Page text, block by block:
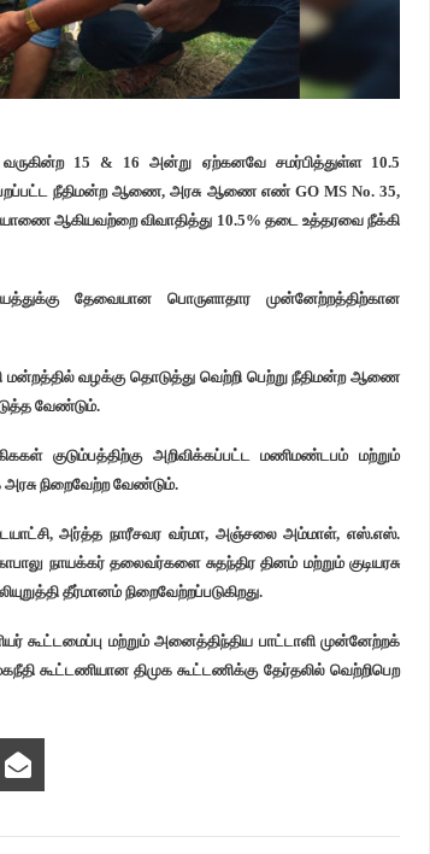
15 & 16 அன்று ஏற்கனவே சமர்பித்துள்ள 10.5
நீதிமன்ற ஆணை, அரசு ஆணை எண் GO MS No. 35,
ஆகியவற்றை விவாதித்து 10.5% தடை உத்தரவை நீக்கி
தேவையான பொருளாதார முன்னேற்றத்திற்கான
மன்றத்தில் வழக்கு தொடுத்து வெற்றி பெற்று நீதிமன்ற ஆணை
வேண்டும்.
குடும்பத்திற்கு அறிவிக்கப்பட்ட மணிமண்டபம் மற்றும்
அரசு நிறைவேற்ற வேண்டும்.
அர்த்த நாரீசவர வர்மா, அஞ்சலை அம்மாள், எஸ்.௭ஸ்.
நாயக்கர் தலைவர்களை சுதந்திர தினம் மற்றும் குடியரசு
தீர்மானம் நிறைவேற்றப்படுகிறது.
கூட்டமைப்பு மற்றும் அனைத்திந்திய பாட்டாளி முன்னேற்றக்
கூட்டணியான திமுக கூட்டணிக்கு தேர்தலில் வெற்றிபெற